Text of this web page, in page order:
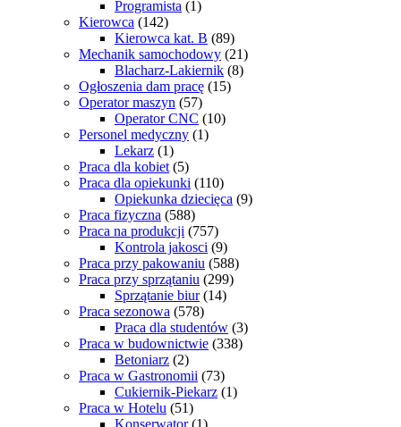
Programista (1)
Kierowca (142)
Kierowca kat. B (89)
Mechanik samochodowy (21)
Blacharz-Lakiernik (8)
Ogłoszenia dam pracę (15)
Operator maszyn (57)
Operator CNC (10)
Personel medyczny (1)
Lekarz (1)
Praca dla kobiet (5)
Praca dla opiekunki (110)
Opiekunka dziecięca (9)
Praca fizyczna (588)
Praca na produkcji (757)
Kontrola jakosci (9)
Praca przy pakowaniu (588)
Praca przy sprzątaniu (299)
Sprzątanie biur (14)
Praca sezonowa (578)
Praca dla studentów (3)
Praca w budownictwie (338)
Betoniarz (2)
Praca w Gastronomii (73)
Cukiernik-Piekarz (1)
Praca w Hotelu (51)
Konserwator (1)